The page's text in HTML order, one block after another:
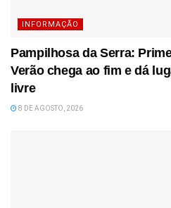
INFORMAÇÃO
Pampilhosa da Serra:
Verão chega ao fim e dá
livre
8 DE AGOSTO, 2026